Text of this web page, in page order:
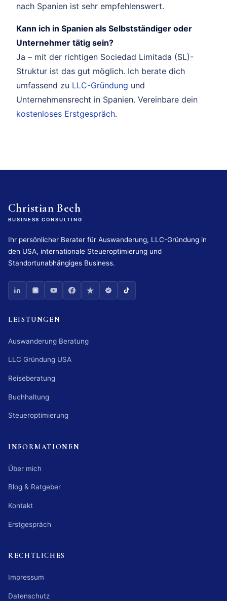
nach Spanien ist sehr empfehlenswert.
Kann ich in Spanien als Selbstständiger oder
Unternehmer tätig sein?
Ja – mit der richtigen Sociedad Limitada (SL)-
Struktur ist das gut möglich. Ich berate dich
umfassend zu LLC-Gründung und
Unternehmensrecht in Spanien. Vereinbare dein
kostenloses Erstgespräch.
Christian Bech
BUSINESS CONSULTING
Ihr persönlicher Berater für Auswanderung, LLC-Gründung in
den USA, internationale Steueroptimierung und
Standortunabhängiges Business.
LEISTUNGEN
Auswanderung Beratung
LLC Gründung USA
Reiseberatung
Buchhaltung
Steueroptimierung
INFORMATIONEN
Über mich
Blog & Ratgeber
Kontakt
Erstgespräch
RECHTLICHES
Impressum
Datenschutz